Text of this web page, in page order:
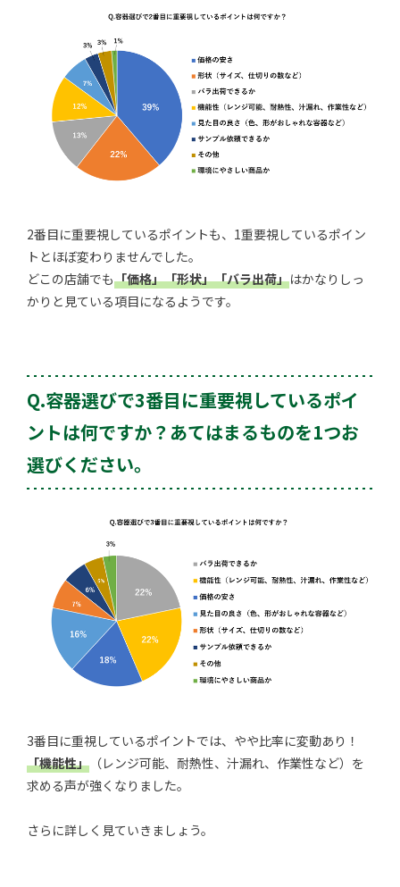
2番目に重要視しているポイントも、1重要視しているポイン
トとほぼ変わりませんでした。
どこの店舗でも「価格」「形状」「バラ出荷」はかなりしっ
かりと見ている項目になるようです。
Q.容器選びで3番目に重要視しているポイ
ントは何ですか？あてはまるものを1つお
選びください。
3番目に重視しているポイントでは、やや比率に変動あり！
「機能性」 （レンジ可能、耐熱性、汁漏れ、作業性など）を
求める声が強くなりました。
さらに詳しく見ていきましょう。